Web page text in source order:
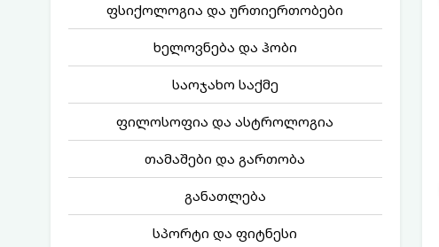
ფსიქოლოგია და ურთიერთობები
ხელოვნება და ჰობი
საოჯახო საქმე
ფილოსოფია და ასტროლოგია
თამაშები და გართობა
განათლება
სპორტი და ფიტნესი